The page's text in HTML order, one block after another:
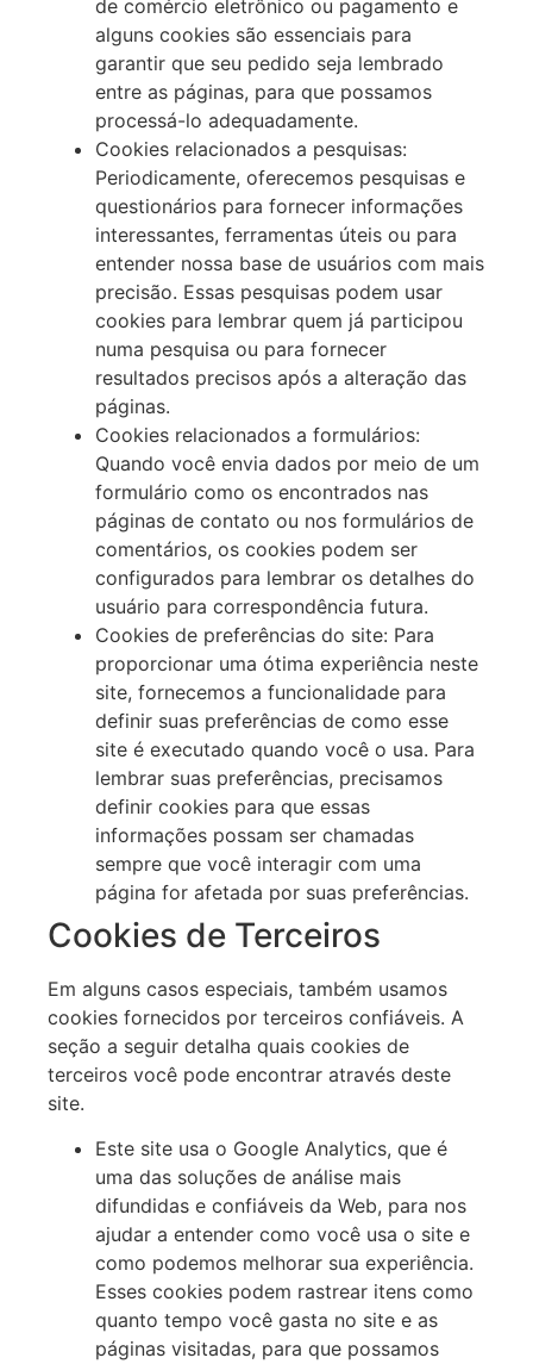
de comércio eletrônico ou pagamento e
alguns cookies são essenciais para
garantir que seu pedido seja lembrado
entre as páginas, para que possamos
processá-lo adequadamente.
Cookies relacionados a pesquisas:
Periodicamente, oferecemos pesquisas e
questionários para fornecer informações
interessantes, ferramentas úteis ou para
entender nossa base de usuários com mais
precisão. Essas pesquisas podem usar
cookies para lembrar quem já participou
numa pesquisa ou para fornecer
resultados precisos após a alteração das
páginas.
Cookies relacionados a formulários:
Quando você envia dados por meio de um
formulário como os encontrados nas
páginas de contato ou nos formulários de
comentários, os cookies podem ser
configurados para lembrar os detalhes do
usuário para correspondência futura.
Cookies de preferências do site: Para
proporcionar uma ótima experiência neste
site, fornecemos a funcionalidade para
definir suas preferências de como esse
site é executado quando você o usa. Para
lembrar suas preferências, precisamos
definir cookies para que essas
informações possam ser chamadas
sempre que você interagir com uma
página for afetada por suas preferências.
Cookies de Terceiros
Em alguns casos especiais, também usamos
cookies fornecidos por terceiros confiáveis. A
seção a seguir detalha quais cookies de
terceiros você pode encontrar através deste
site.
Este site usa o Google Analytics, que é
uma das soluções de análise mais
difundidas e confiáveis da Web, para nos
ajudar a entender como você usa o site e
como podemos melhorar sua experiência.
Esses cookies podem rastrear itens como
quanto tempo você gasta no site e as
páginas visitadas, para que possamos